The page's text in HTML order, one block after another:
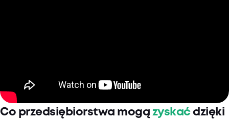
Co przedsiębiorstwa mogą zyskaćdzięki